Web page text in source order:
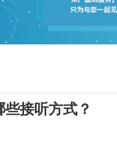
接听方式？